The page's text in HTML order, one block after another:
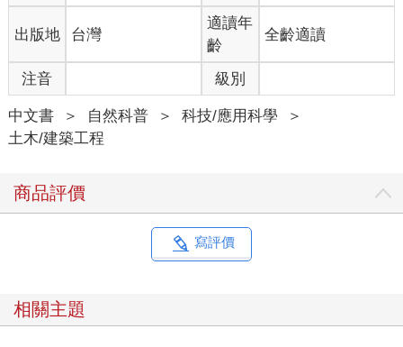
出版地 台灣
適讀年
齡
全齡適讀
注音 級別
中文書 ＞ 自然科普 ＞ 科技/應用科學
＞
土木/建築工程
商品評價
寫評價
相關主題